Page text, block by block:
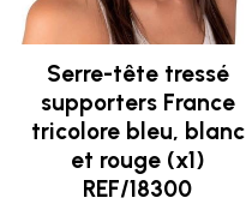
Serre-tête tressé
supporters France
tricolore bleu, blanc
et rouge (x1)
REF/18300